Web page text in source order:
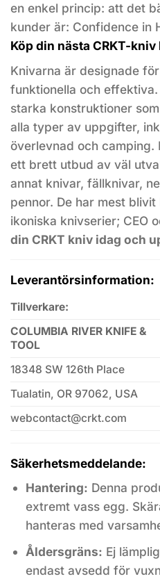
en enkel princip: att det
kunder är: Confidence in
Köp din nästa CRKT-
Knivarna är designade
funktionella och
starka konstruktioner
alla typer av uppgifter,
överlevnad och
ett brett utbud av väl
annat knivar, fällknivar,
pennor. De har mest
ikoniska knivserier; CEO
din CRKT kniv idag och
Leverantörsinformation:
Tillverkare:
COLUMBIA RIVER KNIFE &
TOOL
18348 SW 126th Place
Tualatin, OR 97062, USA
webcontact@crkt.com
Säkerhetsmeddelande:
Hantering: Denna
extremt vass egg.
hanteras med
Åldersgräns: Ej
endast avsedd för